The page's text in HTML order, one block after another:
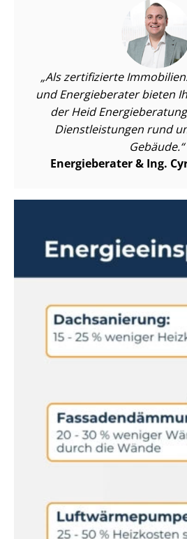
Als zertifizierte
und Energieberater bieten
der Heid
Dienst­leis­tun­gen rund
Gebäude.
Energieberater & Ing.